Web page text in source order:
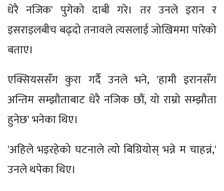
धेरै नजिक' पुगेको दाबी गरे। तर उनले इरान र
इसराइलबीच बढ्दो तनावले त्यसलाई जोखिममा पारेको
बताए।
एक्सियससँग कुरा गर्दै उनले भने, 'हामी इरानसँग
अन्तिम सम्झौताबाट धेरै नजिक छौं, यो राम्रो सम्झौता
हुनेछ' भनेका थिए।
'अहिले भइरहेको घटनाले त्यो बिग्रियोस् भन्ने म चाहन्नं,'
उनले थपेका थिए।